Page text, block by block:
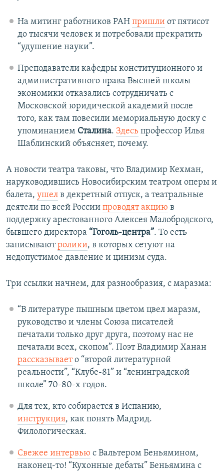
На митинг работников РАН пришлиот пятисот
до тысячи человек и потребовали прекратить
“удушение науки”.
Преподаватели кафедры конституционного и
административного права Высшей школы
экономики отказались сотрудничать с
Московской юридической академий после
того, как там повесили мемориальную доску с
упоминанием Сталина. Здесьпрофессор Илья
Шаблинский объясняет, почему.
А новости театра таковы, что Владимир Кехман,
наруководившись Новосибирским театром оперы и
балета, ушел в декретный отпуск, а театральные
деятели по всей России проводят акцию в
поддержку арестованного Алексея Малобродского,
бывшего директора “Гоголь-центра”. То есть
записываютролики, в которых сетуют на
недопустимое давление и цинизм суда.
Три ссылки начнем, для разнообразия, с маразма:
“В литературе пышным цветом цвел маразм,
руководство и члены Союза писателей
печатали только друг друга, поэтому нас не
печатали всех, скопом”. Поэт Владимир Ханан
рассказываето “второй литературной
реальности”, “Клубе-81” и “ленинградской
школе” 70-80-х годов.
Для тех, кто собирается в Испанию,
инструкция, как понять Мадрид.
Филологическая.
Свежее интервью с Вальтером Беньямином,
наконец-то! “Кухонные дебаты” Беньямина с